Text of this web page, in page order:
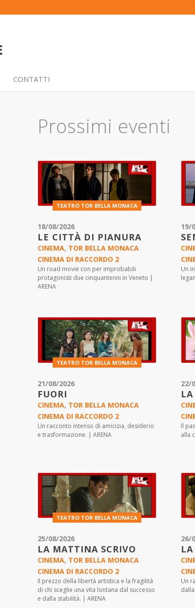
CONTATTI
Prossimi eventi
TEATRO TOR BELLA MONACA
18/08/2026
LE CITTÀ DI PIANURA
CINEMA, TOR BELLA MONACA
CINEMA DI RACCORDO 2
Un road movie con per improbabili
protagonisti due cinquantenni in Veneto |
ARENA
19/
Un
TEATRO TOR BELLA MONACA
21/08/2026
FUORI
CINEMA, TOR BELLA MONACA
CINEMA DI RACCORDO 2
Un racconto intenso di amicizia, desiderio
e trasformazione. | ARENA
22/
Il
alla
TEATRO TOR BELLA MONACA
25/08/2026
LA MATTINA SCRIVO
CINEMA, TOR BELLA MONACA
CINEMA DI RACCORDO 2
Il prezzo della libertà artistica e la fragilità
di chi sceglie una vita lontana dal successo
e dalla stabilità. | ARENA
26/
Un